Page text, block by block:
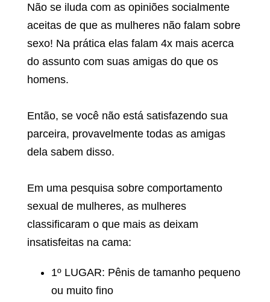
Não se iluda com as opiniões socialmente
aceitas de que as mulheres não falam sobre
sexo! Na prática elas falam 4x mais acerca
do assunto com suas amigas do que os
homens.
Então, se você não está satisfazendo sua
parceira, provavelmente todas as amigas
dela sabem disso.
Em uma pesquisa sobre comportamento
sexual de mulheres, as mulheres
classificaram o que mais as deixam
insatisfeitas na cama:
1º LUGAR: Pênis de tamanho pequeno
ou muito fino